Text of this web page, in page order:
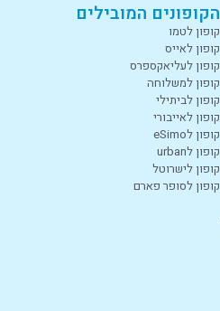
הקופונים המובילים
קופון לטמו
קופון לאייס
קופון לעליאקספרס
קופון למשלוחה
קופון לביתילי
קופון לאייבורי
קופון לeSimo
קופון לurban
קופון לישרוטל
קופון לסופר פארם